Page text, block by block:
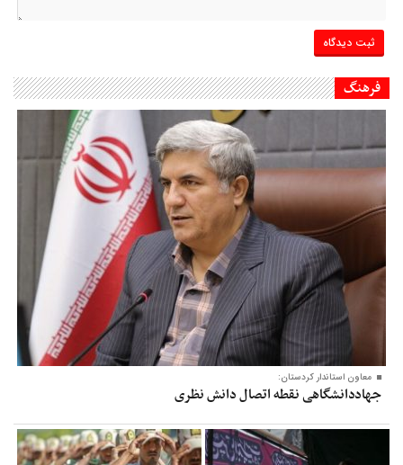
فرهنگ
معاون‌ استاندار کردستان:
جهاددانشگاهی نقطه اتصال دانش نظری